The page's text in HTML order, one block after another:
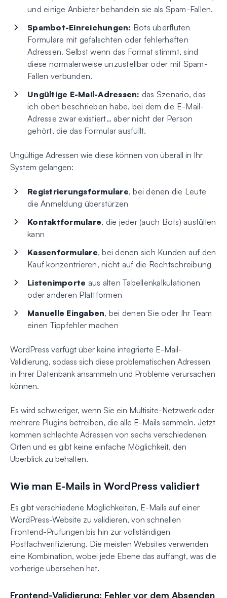
und einige Anbieter behandeln sie als Spam-Fallen.
Spambot-Einreichungen: Bots überfluten
Formulare mit gefälschten oder fehlerhaften
Adressen. Selbst wenn das Format stimmt, sind
diese normalerweise unzustellbar oder mit Spam-
Fallen verbunden.
Ungültige E-Mail-Adressen: das Szenario, das
ich oben beschrieben habe, bei dem die E-Mail-
Adresse zwar existiert… aber nicht der Person
gehört, die das Formular ausfüllt.
Ungültige Adressen wie diese können von überall in Ihr
System gelangen:
Registrierungsformulare, bei denen die Leute
die Anmeldung überstürzen
Kontaktformulare, die jeder (auch Bots) ausfüllen
kann
Kassenformulare, bei denen sich Kunden auf den
Kauf konzentrieren, nicht auf die Rechtschreibung
Listenimporte aus alten Tabellenkalkulationen
oder anderen Plattformen
Manuelle Eingaben, bei denen Sie oder Ihr Team
einen Tippfehler machen
WordPress verfügt über keine integrierte E-Mail-
Validierung, sodass sich diese problematischen Adressen
in Ihrer Datenbank ansammeln und Probleme verursachen
können.
Es wird schwieriger, wenn Sie ein Multisite-Netzwerk oder
mehrere Plugins betreiben, die alle E-Mails sammeln. Jetzt
kommen schlechte Adressen von sechs verschiedenen
Orten und es gibt keine einfache Möglichkeit, den
Überblick zu behalten.
Wie man E-Mails in WordPress validiert
Es gibt verschiedene Möglichkeiten, E-Mails auf einer
WordPress-Website zu validieren, von schnellen
Frontend-Prüfungen bis hin zur vollständigen
Postfachverifizierung. Die meisten Websites verwenden
eine Kombination, wobei jede Ebene das auffängt, was die
vorherige übersehen hat.
Frontend-Validierung: Fehler vor dem Absenden